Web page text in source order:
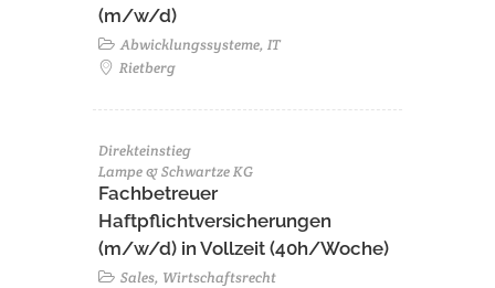
(m/w/d)
Abwicklungssysteme, IT
Rietberg
Direkteinstieg
Lampe & Schwartze KG
Fachbetreuer
Haftpflichtversicherungen
(m/w/d) in Vollzeit (40h/Woche)
Sales, Wirtschaftsrecht